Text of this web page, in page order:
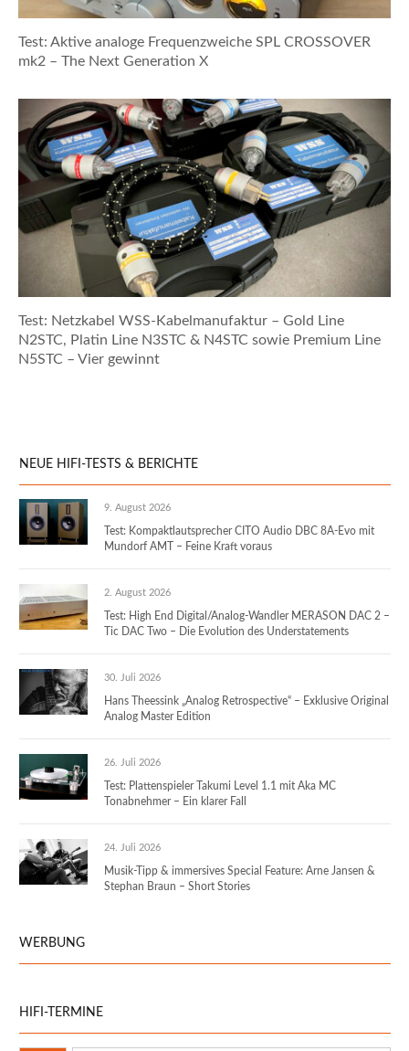
Test: Aktive analoge Frequenzweiche SPL CROSSOVER
mk2 – The Next Generation X
Test: Netzkabel WSS-Kabelmanufaktur – Gold Line
N2STC, Platin Line N3STC & N4STC sowie Premium Line
N5STC – Vier gewinnt
NEUE HIFI-TESTS & BERICHTE
9. August 2026
Test: Kompaktlautsprecher CITO Audio DBC 8A-Evo mit
Mundorf AMT – Feine Kraft voraus
2. August 2026
Test: High End Digital/Analog-Wandler MERASON DAC 2 –
Tic DAC Two – Die Evolution des Understatements
30. Juli 2026
Hans Theessink „Analog Retrospective“ – Exklusive Original
Analog Master Edition
26. Juli 2026
Test: Plattenspieler Takumi Level 1.1 mit Aka MC
Tonabnehmer – Ein klarer Fall
24. Juli 2026
Musik-Tipp & immersives Special Feature: Arne Jansen &
Stephan Braun – Short Stories
WERBUNG
HIFI-TERMINE